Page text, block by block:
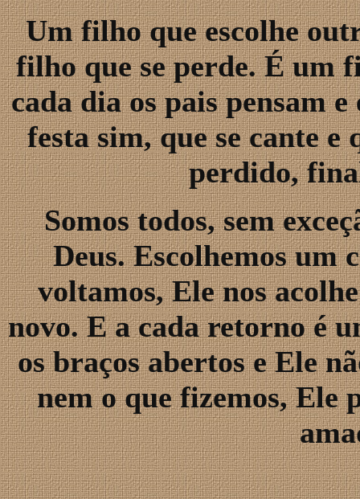
Um filho que escolhe
filho que se perde. É um
cada dia os pais pensam
festa sim, que se cante e
perdido,
Somos todos, sem
Deus. Escolhemos um
voltamos, Ele nos
novo. E a cada retorno é
os braços abertos e Ele
nem o que fizemos, Ele